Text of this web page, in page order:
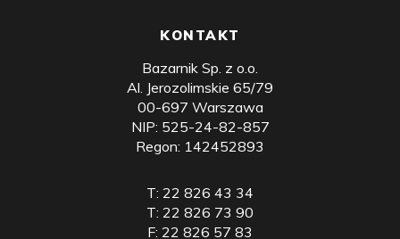
KONTAKT
Bazarnik Sp. z o.o.
Al. Jerozolimskie 65/79
00-697 Warszawa
NIP: 525-24-82-857
Regon: 142452893
T: 22 826 43 34
T: 22 826 73 90
F: 22 826 57 83